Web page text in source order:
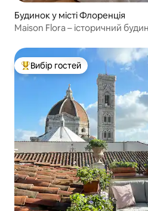
Будинок у місті Флоренція
Maison Flora – історичний
Топ вибір гостей
Вибір гостей